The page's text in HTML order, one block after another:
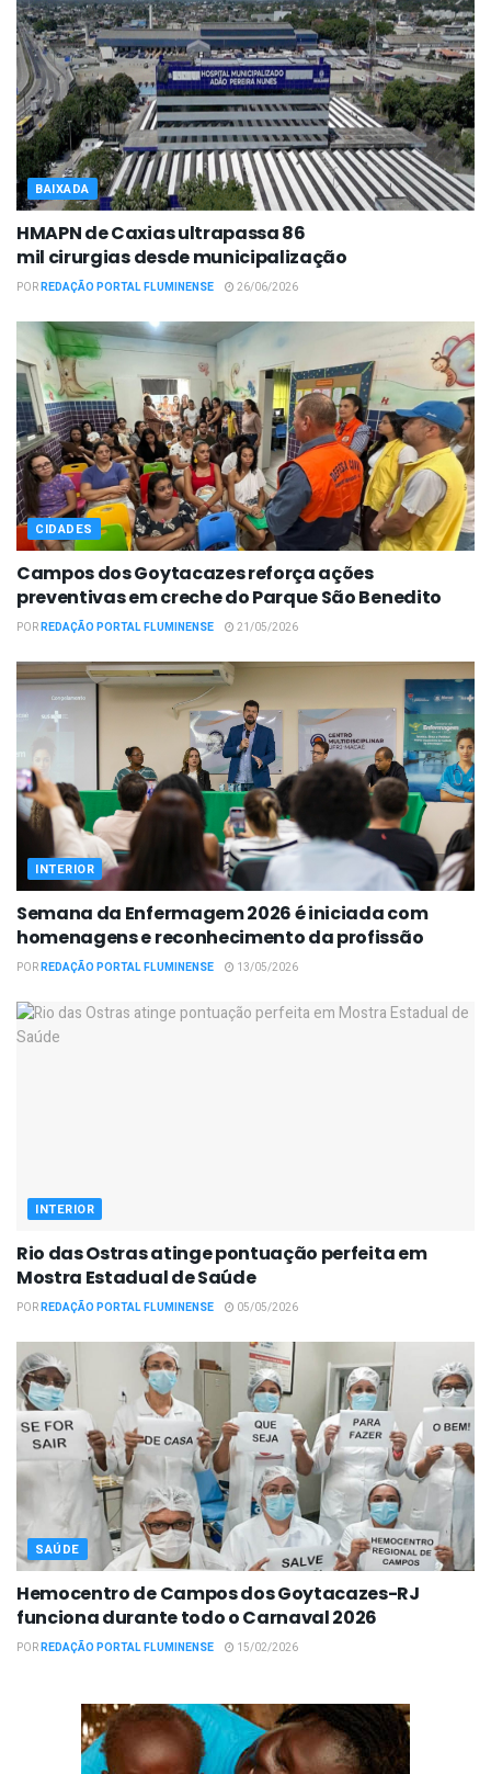
BAIXADA
HMAPN de Caxias ultrapassa 86
mil cirurgias desde municipalização
PORREDAÇÃO PORTAL FLUMINENSE 26/06/2026
CIDADES
Campos dos Goytacazes reforça ações
preventivas em creche do Parque São Benedito
PORREDAÇÃO PORTAL FLUMINENSE 21/05/2026
INTERIOR
Semana da Enfermagem 2026 é iniciada com
homenagens e reconhecimento da profissão
PORREDAÇÃO PORTAL FLUMINENSE 13/05/2026
INTERIOR
Rio das Ostras atinge pontuação perfeita em
Mostra Estadual de Saúde
PORREDAÇÃO PORTAL FLUMINENSE 05/05/2026
SAÚDE
Hemocentro de Campos dos Goytacazes-RJ
funciona durante todo o Carnaval 2026
PORREDAÇÃO PORTAL FLUMINENSE 15/02/2026